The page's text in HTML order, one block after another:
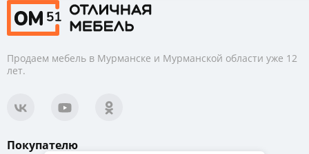
Продаем мебель в Мурманске и Мурманской области уже 12
лет.
Покупателю